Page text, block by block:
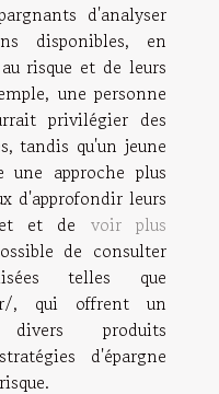
d'analyser
disponibles, en
risque et de leurs
une personne
privilégier des
tandis qu'un jeune
approche plus
d'approfondir leurs
et de voir plus
de consulter
telles que
, qui offrent un
produits
d'épargne